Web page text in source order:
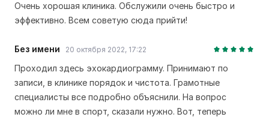
Очень хорошая клиника. Обслужили очень быстро и
эффективно. Всем советую сюда прийти!
Без имени 20 октября 2022, 17:22
Проходил здесь эхокардиограмму. Принимают по
записи, в клинике порядок и чистота. Грамотные
специалисты все подробно объяснили. На вопрос
можно ли мне в спорт, сказали нужно. Вот, теперь